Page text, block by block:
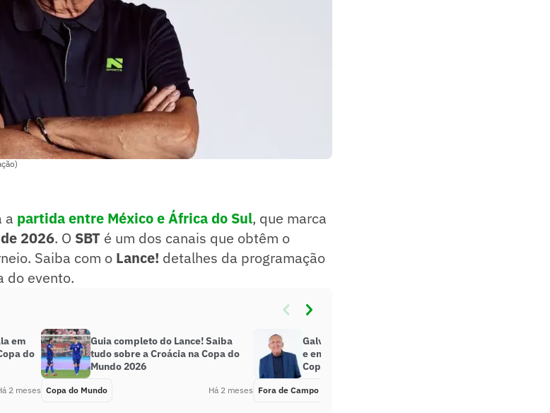
a partida entre México e África do Sul, que marca
de 2026. O SBT é um dos canais que obtêm o
Saiba com o Lance! detalhes da programação
do evento.
em
do
2 meses
Guia completo do Lance! Saiba
tudo sobre a Croácia na Copa do
Mundo 2026
Copa do Mundo Há 2 meses
Galvão Bueno fecha com o Olodum
e encerra tradição da Globo na
Copa do Mundo
Fora de Campo